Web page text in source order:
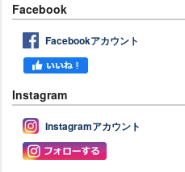
Facebook
Facebookアカウント
Instagram
Instagramアカウント